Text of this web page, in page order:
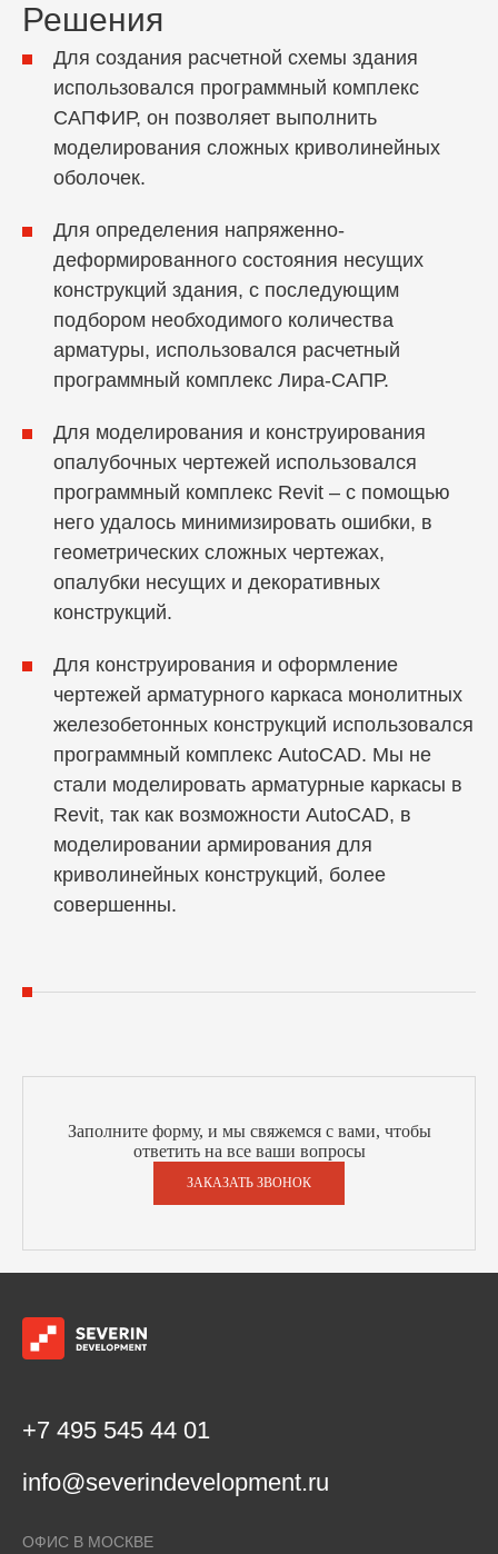
Решения
Для создания расчетной схемы здания
использовался программный комплекс
САПФИР, он позволяет выполнить
моделирования сложных криволинейных
оболочек.
Для определения напряженно-
деформированного состояния несущих
конструкций здания, с последующим
подбором необходимого количества
арматуры, использовался расчетный
программный комплекс Лира-САПР.
Для моделирования и конструирования
опалубочных чертежей использовался
программный комплекс Revit – с помощью
него удалось минимизировать ошибки, в
геометрических сложных чертежах,
опалубки несущих и декоративных
конструкций.
Для конструирования и оформление
чертежей арматурного каркаса монолитных
железобетонных конструкций использовался
программный комплекс AutoCAD. Мы не
стали моделировать арматурные каркасы в
Revit, так как возможности AutoCAD, в
моделировании армирования для
криволинейных конструкций, более
совершенны.
Заполните форму, и мы свяжемся с вами, чтобы
ответить на все ваши вопросы
ЗАКАЗАТЬ ЗВОНОК
+7 495 545 44 01
info@severindevelopment.ru
ОФИС В МОСКВЕ